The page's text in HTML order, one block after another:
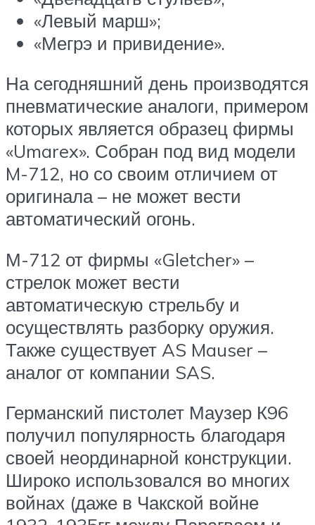
«Левый марш»;
«Мегрэ и привидение».
На сегодняшний день производятся
пневматические аналоги, примером
которых является образец фирмы
«Umarex». Собран под вид модели
M-712, но со своим отличием от
оригинала – не может вести
автоматический огонь.
М-712 от фирмы «Gletcher» –
стрелок может вести
автоматическую стрельбу и
осуществлять разборку оружия.
Также существует AS Mauser –
аналог от компании SAS.
Германский пистолет Маузер К96
получил популярность благодаря
своей неординарной конструкции.
Широко использовался во многих
войнах (даже в Чакской войне